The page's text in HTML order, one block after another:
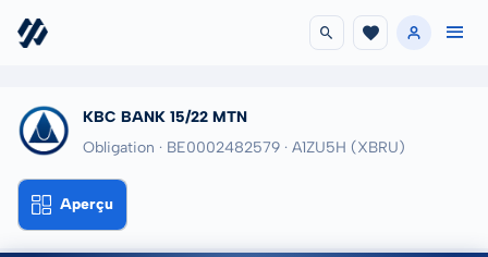
KBC BANK 15/22 MTN
Obligation · BE0002482579 · A1ZU5H (XBRU)
Aperçu